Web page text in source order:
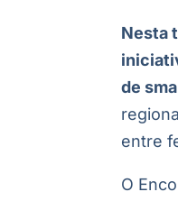
Nesta
de
entre
O